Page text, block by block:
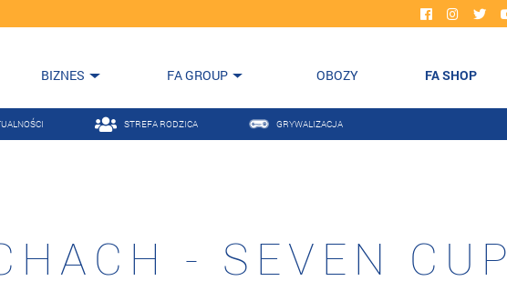
BIZNES FA GROUP OBOZY FA SHOP
STREFA RODZICA GRYWALIZACJA
- SEVEN CUP